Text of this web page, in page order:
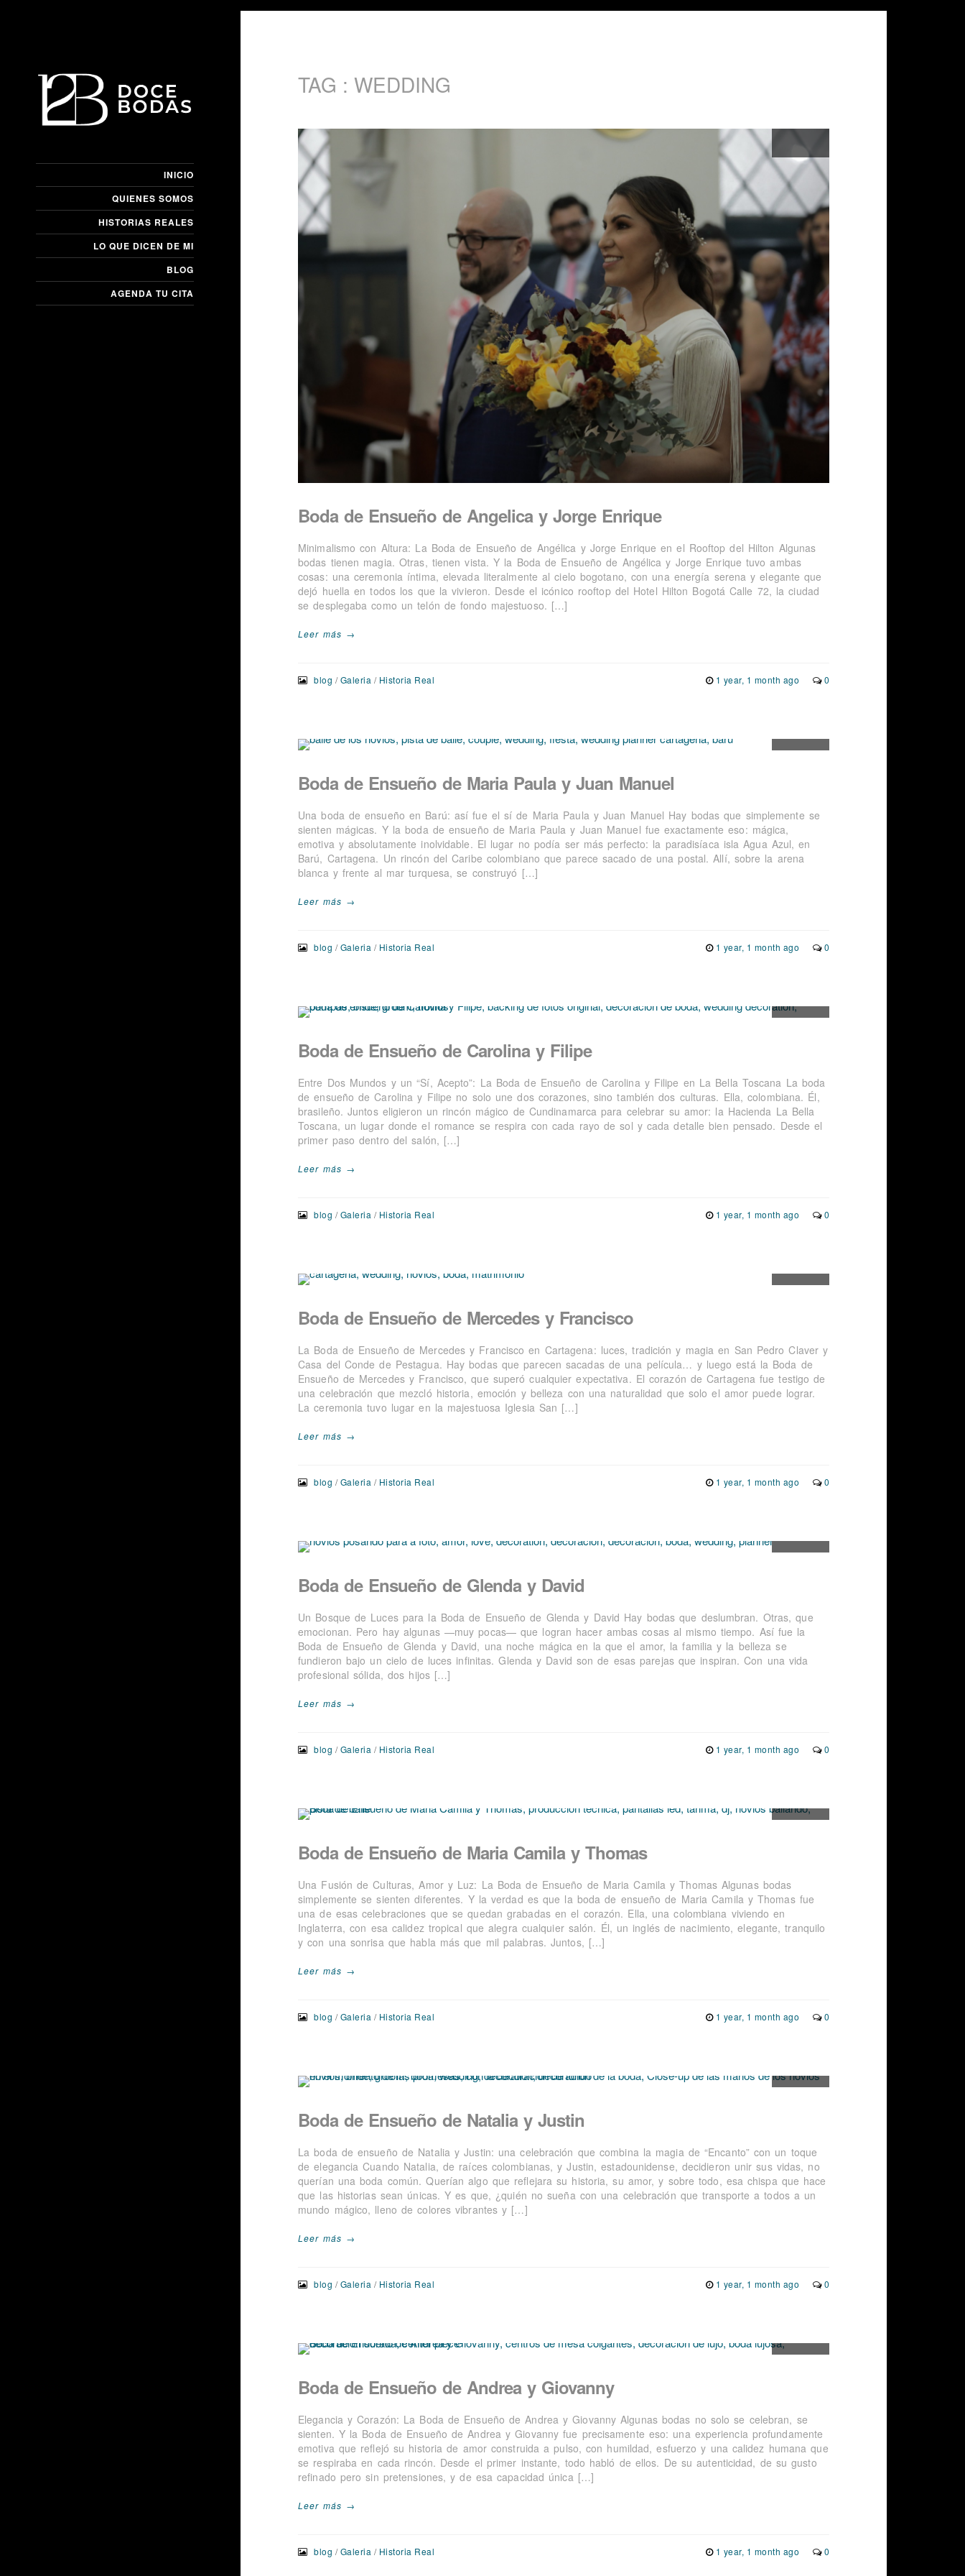
INICIO
QUIENES SOMOS
HISTORIAS REALES
LO QUE DICEN DE MI
BLOG
AGENDA TU CITA
TAG : WEDDING
Boda de Ensueño de Angelica y Jorge Enrique
Minimalismo con Altura: La Boda de Ensueño de Angélica y Jorge Enrique en el Rooftop del Hilton Algunas
bodas tienen magia. Otras, tienen vista. Y la Boda de Ensueño de Angélica y Jorge Enrique tuvo ambas
cosas: una ceremonia íntima, elevada literalmente al cielo bogotano, con una energía serena y elegante que
dejó huella en todos los que la vivieron. Desde el icónico rooftop del Hotel Hilton Bogotá Calle 72, la ciudad
se desplegaba como un telón de fondo majestuoso. […]
Leer más →
blog /Galeria / Historia Real 1 year, 1 month ago 0
Boda de Ensueño de Maria Paula y Juan Manuel
Una boda de ensueño en Barú: así fue el sí de Maria Paula y Juan Manuel Hay bodas que simplemente se
sienten mágicas. Y la boda de ensueño de Maria Paula y Juan Manuel fue exactamente eso: mágica,
emotiva y absolutamente inolvidable. El lugar no podía ser más perfecto: la paradisíaca isla Agua Azul, en
Barú, Cartagena. Un rincón del Caribe colombiano que parece sacado de una postal. Allí, sobre la arena
blanca y frente al mar turquesa, se construyó […]
Leer más →
blog /Galeria / Historia Real 1 year, 1 month ago 0
Boda de Ensueño de Carolina y Filipe
Entre Dos Mundos y un “Sí, Acepto”: La Boda de Ensueño de Carolina y Filipe en La Bella Toscana La boda
de ensueño de Carolina y Filipe no solo une dos corazones, sino también dos culturas. Ella, colombiana. Él,
brasileño. Juntos eligieron un rincón mágico de Cundinamarca para celebrar su amor: la Hacienda La Bella
Toscana, un lugar donde el romance se respira con cada rayo de sol y cada detalle bien pensado. Desde el
primer paso dentro del salón, […]
Leer más →
blog /Galeria / Historia Real 1 year, 1 month ago 0
Boda de Ensueño de Mercedes y Francisco
La Boda de Ensueño de Mercedes y Francisco en Cartagena: luces, tradición y magia en San Pedro Claver y
Casa del Conde de Pestagua. Hay bodas que parecen sacadas de una película… y luego está la Boda de
Ensueño de Mercedes y Francisco, que superó cualquier expectativa. El corazón de Cartagena fue testigo de
una celebración que mezcló historia, emoción y belleza con una naturalidad que solo el amor puede lograr.
La ceremonia tuvo lugar en la majestuosa Iglesia San […]
Leer más →
blog /Galeria / Historia Real 1 year, 1 month ago 0
Boda de Ensueño de Glenda y David
Un Bosque de Luces para la Boda de Ensueño de Glenda y David Hay bodas que deslumbran. Otras, que
emocionan. Pero hay algunas —muy pocas— que logran hacer ambas cosas al mismo tiempo. Así fue la
Boda de Ensueño de Glenda y David, una noche mágica en la que el amor, la familia y la belleza se
fundieron bajo un cielo de luces infinitas. Glenda y David son de esas parejas que inspiran. Con una vida
profesional sólida, dos hijos […]
Leer más →
blog /Galeria / Historia Real 1 year, 1 month ago 0
Boda de Ensueño de Maria Camila y Thomas
Una Fusión de Culturas, Amor y Luz: La Boda de Ensueño de Maria Camila y Thomas Algunas bodas
simplemente se sienten diferentes. Y la verdad es que la boda de ensueño de Maria Camila y Thomas fue
una de esas celebraciones que se quedan grabadas en el corazón. Ella, una colombiana viviendo en
Inglaterra, con esa calidez tropical que alegra cualquier salón. Él, un inglés de nacimiento, elegante, tranquilo
y con una sonrisa que habla más que mil palabras. Juntos, […]
Leer más →
blog /Galeria / Historia Real 1 year, 1 month ago 0
Boda de Ensueño de Natalia y Justin
La boda de ensueño de Natalia y Justin: una celebración que combina la magia de “Encanto” con un toque
de elegancia Cuando Natalia, de raíces colombianas, y Justin, estadounidense, decidieron unir sus vidas, no
querían una boda común. Querían algo que reflejara su historia, su amor, y sobre todo, esa chispa que hace
que las historias sean únicas. Y es que, ¿quién no sueña con una celebración que transporte a todos a un
mundo mágico, lleno de colores vibrantes y […]
Leer más →
blog /Galeria / Historia Real 1 year, 1 month ago 0
Boda de Ensueño de Andrea y Giovanny
Elegancia y Corazón: La Boda de Ensueño de Andrea y Giovanny Algunas bodas no solo se celebran, se
sienten. Y la Boda de Ensueño de Andrea y Giovanny fue precisamente eso: una experiencia profundamente
emotiva que reflejó su historia de amor construida a pulso, con humildad, esfuerzo y una calidez humana que
se respiraba en cada rincón. Desde el primer instante, todo habló de ellos. De su autenticidad, de su gusto
refinado pero sin pretensiones, y de esa capacidad única […]
Leer más →
blog /Galeria / Historia Real 1 year, 1 month ago 0